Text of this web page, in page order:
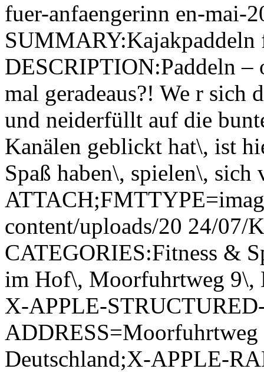
fuer-anfaengerinn en-mai-
DESCRIPTION:Paddeln
mal geradeaus?! We r sich
und neiderfüllt auf die
Kanälen geblickt hat\, ist
Spaß haben\, spielen\, sich
content/uploads/20 24/07/
CATEGORIES:Fitness &
im Hof\, Moorfuhrtweg 9\,
X-APPLE-
Deutschland;X-APPLE-